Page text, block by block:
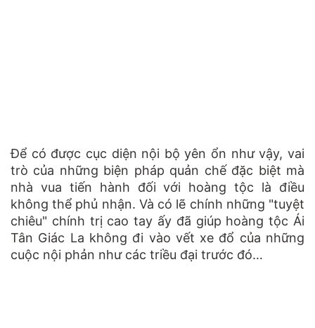
Để có được cục diện nội bộ yên ổn như vậy, vai
trò của những biện pháp quản chế đặc biệt mà
nhà vua tiến hành đối với hoàng tộc là điều
không thể phủ nhận. Và có lẽ chính những "tuyệt
chiêu" chính trị cao tay ấy đã giúp hoàng tộc Ái
Tân Giác La không đi vào vết xe đổ của những
cuộc nội phản như các triều đại trước đó…